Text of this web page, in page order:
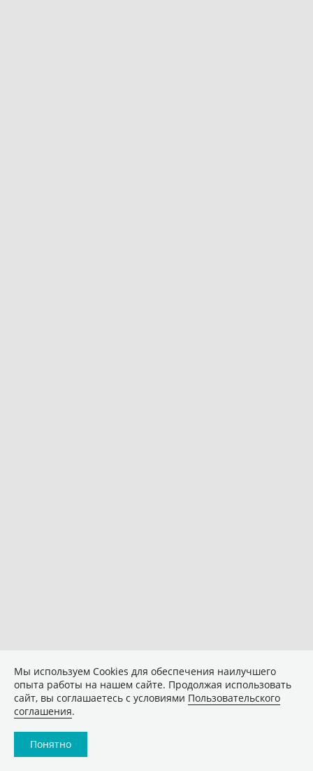
Мы используем Сookies для обеспечения наилучшего
опыта работы на нашем сайте. Продолжая использовать
сайт, вы соглашаетесь с условиями Пользовательского
соглашения.
Понятно